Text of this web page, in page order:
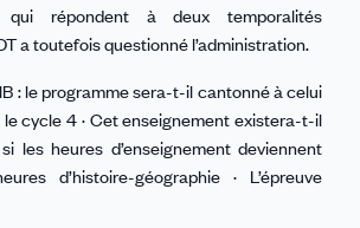
qui répondent à deux temporalités
a toutefois questionné l’administration.
: le programme sera-t-il cantonné à celui
cycle 4 · Cet enseignement existera-t-il
les heures d’enseignement deviennent
d’histoire-géographie · L’épreuve